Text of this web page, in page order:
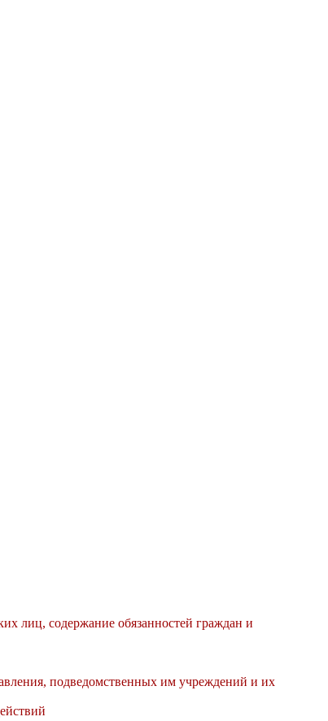
лиц, содержание обязанностей граждан и
подведомственных им учреждений и их